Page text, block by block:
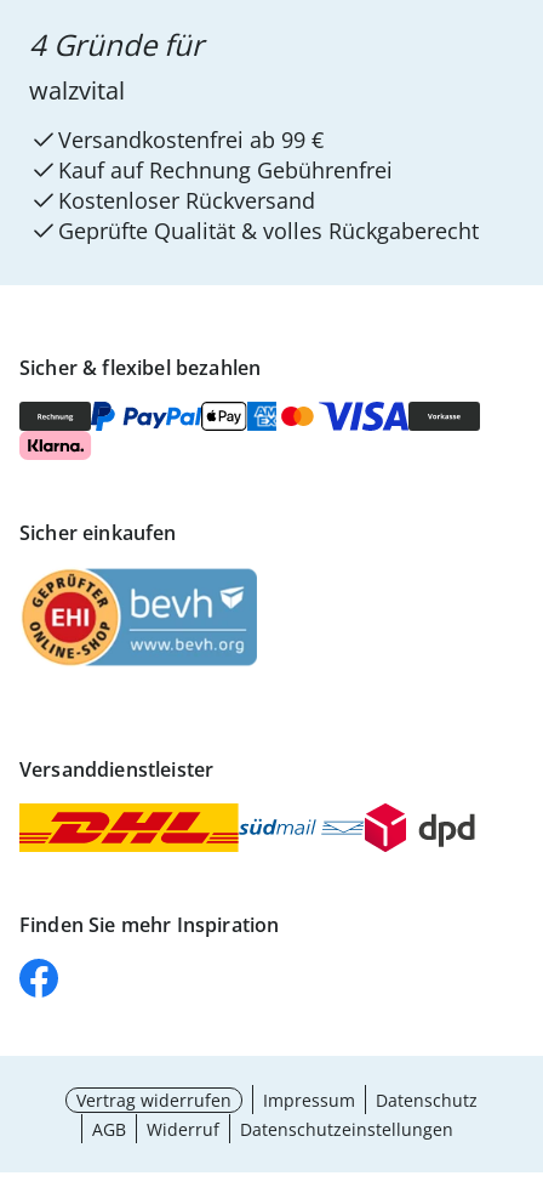
Sicher & flexibel bezahlen
Sicher einkaufen
Versanddienstleister
Finden Sie mehr Inspiration
4 Gründe für
walzvital
Versandkostenfrei ab 99 €
Kauf auf Rechnung Gebührenfrei
Kostenloser Rückversand
Geprüfte Qualität & volles Rückgaberecht
Vertrag widerrufen Impressum
Datenschutz
AGB
Widerruf Datenschutzeinstellungen